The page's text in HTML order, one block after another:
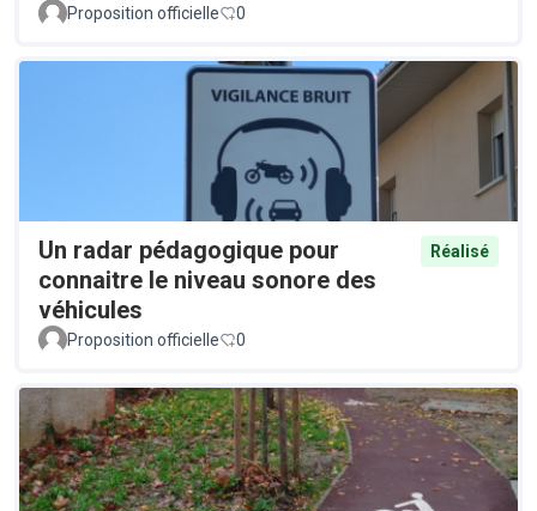
Proposition officielle 0
Un radar pédagogique pour
connaitre le niveau sonore des
véhicules
Réalisé
Proposition officielle 0